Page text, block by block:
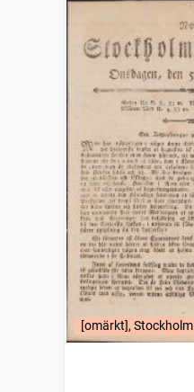
[omärkt], Stockholm